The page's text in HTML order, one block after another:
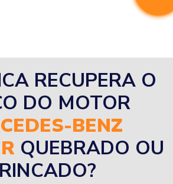
RECUPERA O
DO MOTOR
BENZ
QUEBRADO OU